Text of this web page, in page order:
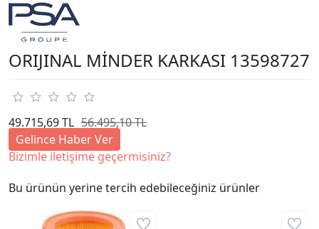
ORIJINAL MİNDER KARKASI 13598727
49.715,69 TL 56.495,10 TL
Gelince Haber Ver
Bizimle iletişime geçermisiniz?
Bu ürünün yerine tercih edebileceğiniz ürünler